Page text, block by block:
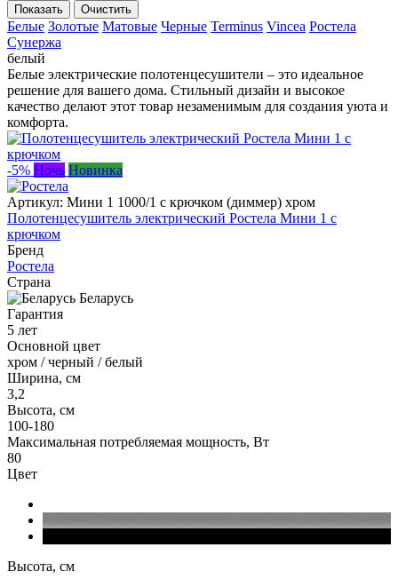
Показать Очистить
Белые Золотые Матовые Черные Terminus Vincea Ростела
Сунержа
белый
Белые электрические полотенцесушители – это идеальное
решение для вашего дома. Стильный дизайн и высокое
качество делают этот товар незаменимым для создания уюта и
комфорта.
-5% Ночь Новинка
Артикул: Мини 1 1000/1 с крючком (диммер) хром
Полотенцесушитель электрический Ростела Мини 1 с
крючком
Бренд
Ростела
Страна
Беларусь
Гарантия
5 лет
Основной цвет
хром / черный / белый
Ширина, см
3,2
Высота, см
100-180
Максимальная потребляемая мощность, Вт
80
Цвет
Высота, см